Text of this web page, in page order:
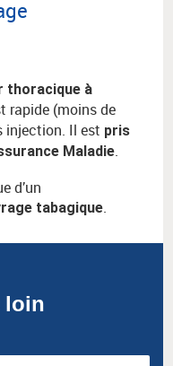
thoracique à
rapide (moins de
injection. Il est pris
Maladie.
d’un
tabagique.
loin